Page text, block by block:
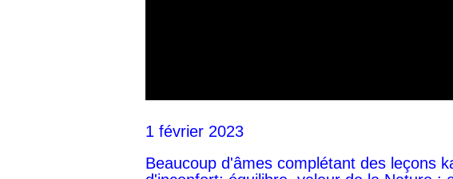
1 février 2023
Beaucoup d'âmes complétant des leçons